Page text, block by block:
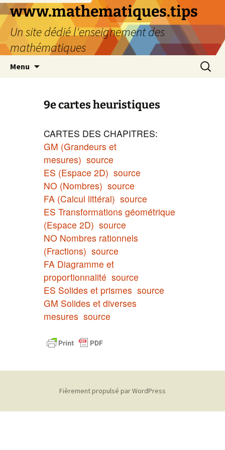
www.mathematiques.tips
Un site dédié l'enseignement des
mathématiques
Menu
9e cartes heuristiques
CARTES DES CHAPITRES:
GM (Grandeurs et
mesures) source
ES (Espace 2D) source
NO (Nombres) source
FA (Calcul littéral) source
ES Transformations géométrique
(Espace 2D) source
NO Nombres rationnels
(Fractions) source
FA Diagramme et
proportionnalité source
ES Solides et prismes source
GM Solides et diverses
mesures source
Fièrement propulsé par WordPress